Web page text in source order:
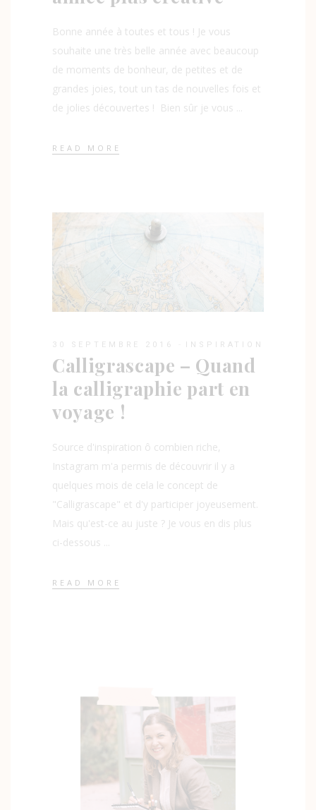
Bonne année à toutes et tous ! Je vous
souhaite une très belle année avec beaucoup
de moments de bonheur, de petites et de
grandes joies, tout un tas de nouvelles fois et
de jolies découvertes ! Bien sûr je vous
READ MORE
30 SEPTEMBRE 2016 INSPIRATION
Calligrascape – Quand
la calligraphie part en
voyage !
Source d'inspiration ô combien riche,
Instagram m'a permis de découvrir il y a
quelques mois de cela le concept de
"Calligrascape" et d'y participer joyeusement.
Mais qu'est-ce au juste ? Je vous en dis plus
ci-dessous
READ MORE